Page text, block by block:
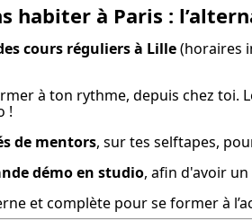
habiter à Paris :
cours réguliers à Lille (horaires
à ton rythme, depuis chez toi.
!
de mentors, sur tes selftapes,
démo en studio, afin d'avoir
et complète pour se former à